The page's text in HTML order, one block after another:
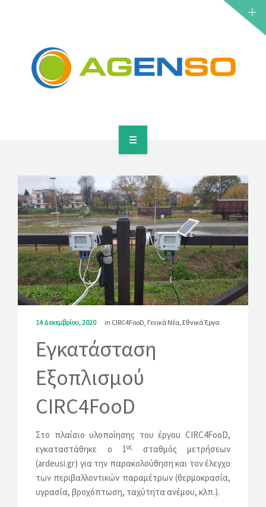
ΛΎΣΕΙΣ
ΕΡΕΥΝΗΤΙΚΆ ΈΡΓΑ
ΛΎΣΕΙΣ
ΝΈΑ
ΕΠΙΚΟΙΝΩΝΊΑ
14 Δεκεμβρίου, 2020 in CIRC4FooD, Γενικά Νέα, Εθνικά Έργα
Εγκατάσταση
Εξοπλισμού
CIRC4FooD
Στο πλαίσιο υλοποίησης του έργου CIRC4FooD,
εγκαταστάθηκε ο 1ος
σταθμός μετρήσεων
(ardeusi.gr) για την παρακολούθηση και τον έλεγχο
των περιβαλλοντικών παραμέτρων (θερμοκρασία,
υγρασία, βροχόπτωση, ταχύτητα ανέμου, κλπ.).